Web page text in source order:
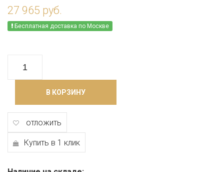
27 965 руб.
Бесплатная доставка по Москве
В КОРЗИНУ
отложить
Купить в 1 клик